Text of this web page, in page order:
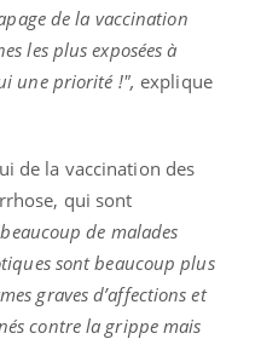
de la vaccination
les plus exposées à
une priorité !", explique
de la vaccination des
qui sont
de malades
sont beaucoup plus
graves d’affections et
contre la grippe mais